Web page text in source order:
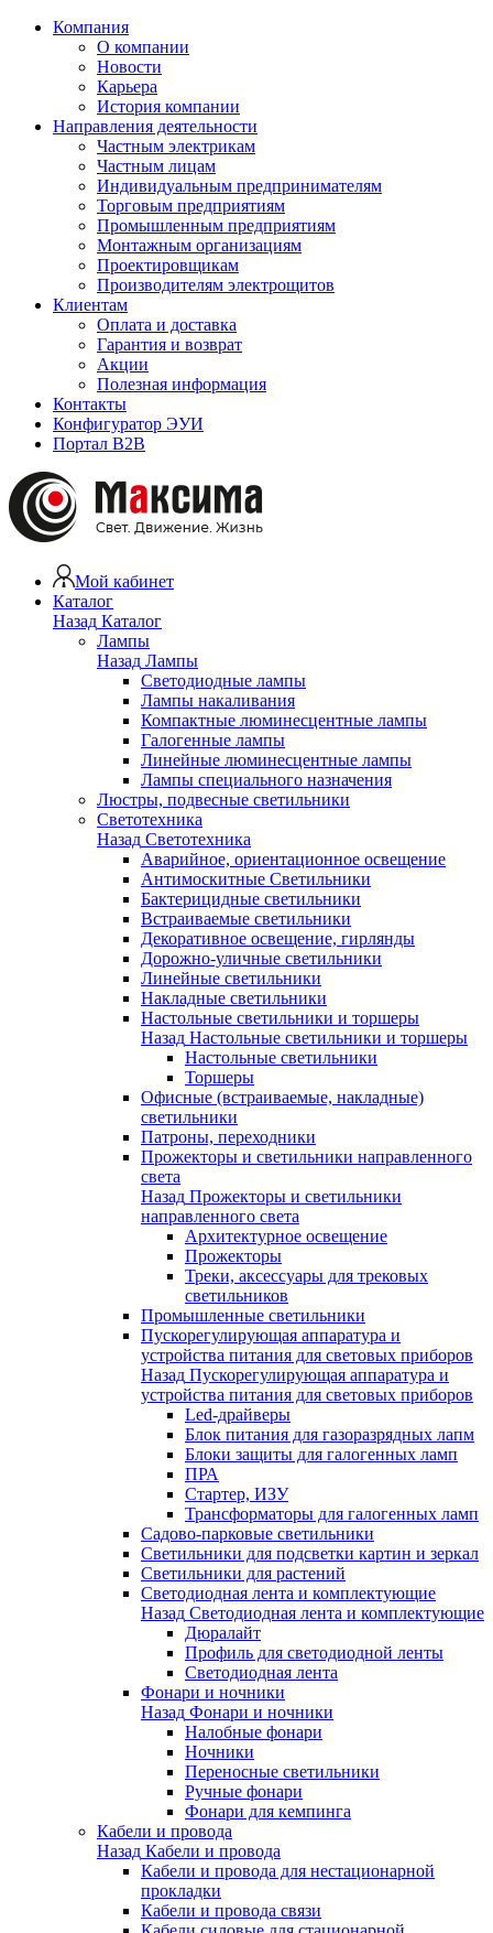
Компания
О компании
Новости
Карьера
История компании
Направления деятельности
Частным электрикам
Частным лицам
Индивидуальным предпринимателям
Торговым предприятиям
Промышленным предприятиям
Монтажным организациям
Проектировщикам
Производителям электрощитов
Клиентам
Оплата и доставка
Гарантия и возврат
Акции
Полезная информация
Контакты
Конфигуратор ЭУИ
Портал B2B
Мой кабинет
Каталог
Назад Каталог
Лампы
Назад Лампы
Светодиодные лампы
Лампы накаливания
Компактные люминесцентные лампы
Галогенные лампы
Линейные люминесцентные лампы
Лампы специального назначения
Люстры, подвесные светильники
Светотехника
Назад Светотехника
Аварийное, ориентационное освещение
Антимоскитные Светильники
Бактерицидные светильники
Встраиваемые светильники
Декоративное освещение, гирлянды
Дорожно-уличные светильники
Линейные светильники
Накладные светильники
Настольные светильники и торшеры
Назад Настольные светильники и торшеры
Настольные светильники
Торшеры
Офисные (встраиваемые, накладные)
светильники
Патроны, переходники
Прожекторы и светильники направленного
света
Назад Прожекторы и светильники
направленного света
Архитектурное освещение
Прожекторы
Треки, аксессуары для трековых
светильников
Промышленные светильники
Пускорегулирующая аппаратура и
устройства питания для световых приборов
Назад Пускорегулирующая аппаратура и
устройства питания для световых приборов
Led-драйверы
Блок питания для газоразрядных лапм
Блоки защиты для галогенных ламп
ПРА
Стартер, ИЗУ
Трансформаторы для галогенных ламп
Садово-парковые светильники
Светильники для подсветки картин и зеркал
Светильники для растений
Светодиодная лента и комплектующие
Назад Светодиодная лента и комплектующие
Дюралайт
Профиль для светодиодной ленты
Светодиодная лента
Фонари и ночники
Назад Фонари и ночники
Налобные фонари
Ночники
Переносные светильники
Ручные фонари
Фонари для кемпинга
Кабели и провода
Назад Кабели и провода
Кабели и провода для нестационарной
прокладки
Кабели и провода связи